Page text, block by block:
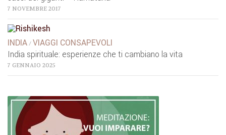
7 NOVEMBRE 2017
INDIA / VIAGGI CONSAPEVOLI
India spirituale: esperienze che ti cambiano la vita
7 GENNAIO 2025